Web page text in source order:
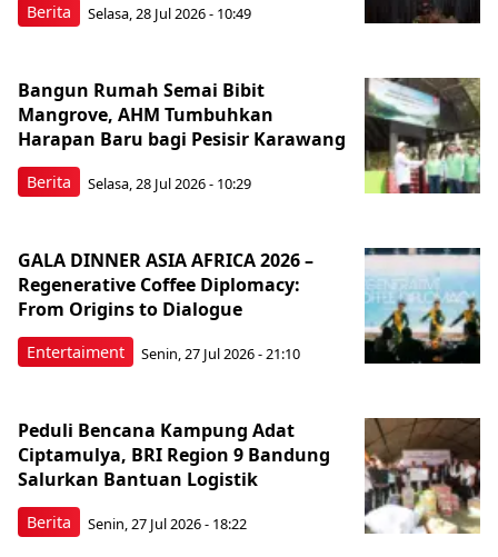
Berita Selasa, 28 Jul 2026 - 10:49
Berita
Bangun Rumah Semai Bibit
Mangrove, AHM Tumbuhkan
Harapan Baru bagi Pesisir Karawang
Selasa, 28 Jul 2026 - 10:29
Entertaiment
GALA DINNER ASIA AFRICA 2026 –
Regenerative Coffee Diplomacy:
From Origins to Dialogue
Senin, 27 Jul 2026 - 21:10
Berita
Peduli Bencana Kampung Adat
Ciptamulya, BRI Region 9 Bandung
Salurkan Bantuan Logistik
Senin, 27 Jul 2026 - 18:22